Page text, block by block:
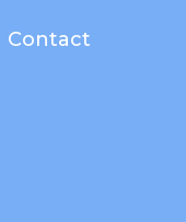
Contact